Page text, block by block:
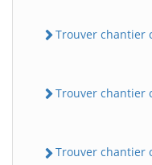
Trouver chantier
Trouver chantier
Trouver chantier